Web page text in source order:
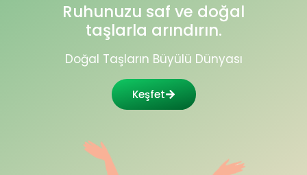
Ruhunuzu saf ve doğal
taşlarla arındırın.
Doğal Taşların Büyülü Dünyası
Keşfet